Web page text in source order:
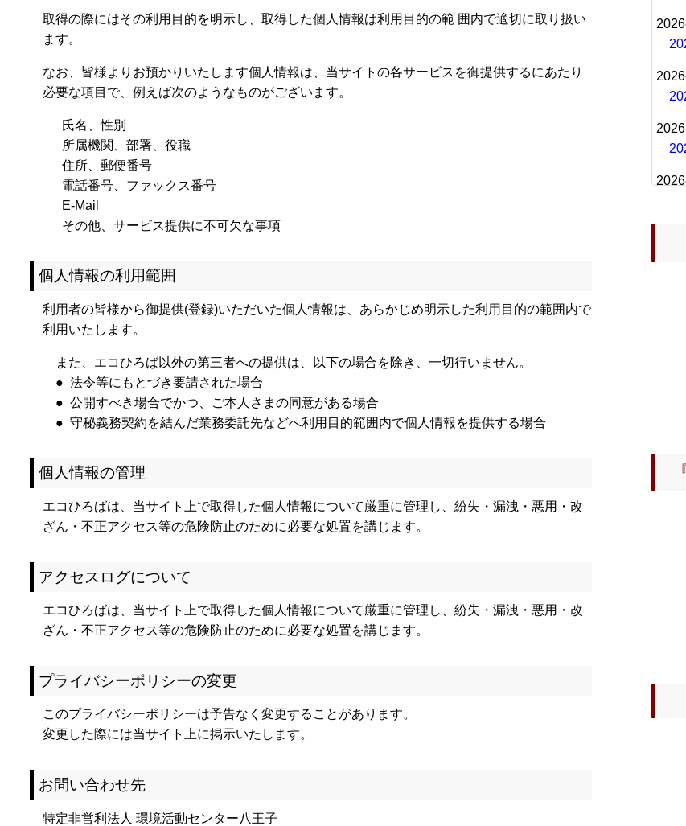
取得の際にはその利用目的を明示し、取得した個人情報は利用目的の範 囲内で適切に取り扱い
ます。
なお、皆様よりお預かりいたします個人情報は、当サイトの各サービスを御提供するにあたり
必要な項目で、例えば次のようなものがございます。
氏名、性別
所属機関、部署、役職
住所、郵便番号
電話番号、ファックス番号
E-Mail
その他、サービス提供に不可欠な事項
個人情報の利用範囲
利用者の皆様から御提供(登録)いただいた個人情報は、あらかじめ明示した利用目的の範囲内で
利用いたします。
また、エコひろば以外の第三者への提供は、以下の場合を除き、一切行いません。
● 法令等にもとづき要請された場合
● 公開すべき場合でかつ、ご本人さまの同意がある場合
● 守秘義務契約を結んだ業務委託先などへ利用目的範囲内で個人情報を提供する場合
個人情報の管理
エコひろばは、当サイト上で取得した個人情報について厳重に管理し、紛失・漏洩・悪用・改
ざん・不正アクセス等の危険防止のために必要な処置を講じます。
アクセスログについて
エコひろばは、当サイト上で取得した個人情報について厳重に管理し、紛失・漏洩・悪用・改
ざん・不正アクセス等の危険防止のために必要な処置を講じます。
プライバシーポリシーの変更
このプライバシーポリシーは予告なく変更することがあります。
変更した際には当サイト上に掲示いたします。
お問い合わせ先
特定非営利法人 環境活動センター八王子